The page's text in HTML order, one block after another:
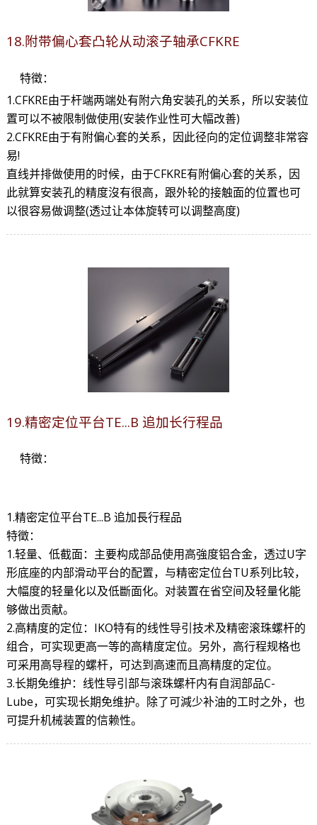
18.附带偏心套凸轮从动滚子轴承CFKRE
特徵：
1.CFKRE由于杆端两端处有附六角安装孔的关系，所以安装位
置可以不被限制做使用(安装作业性可大幅改善)
2.CFKRE由于有附偏心套的关系，因此径向的定位调整非常容
易!
直线并排做使用的时候，由于CFKRE有附偏心套的关系，因
此就算安装孔的精度沒有很高，跟外轮的接触面的位置也可
以很容易做调整(透过让本体旋转可以调整高度)
19.精密定位平台TE...B 追加长行程品
特徵：
1.精密定位平台TE...B 追加長行程品
特徵：
1.轻量、低截面：主要构成部品使用高強度铝合金，透过U字
形底座的内部滑动平台的配置，与精密定位台TU系列比较，
大幅度的轻量化以及低斷面化。对装置在省空间及轻量化能
够做出贡献。
2.高精度的定位：IKO特有的线性导引技术及精密滚珠螺杆的
组合，可实现更高一等的高精度定位。另外，高行程规格也
可采用高导程的螺杆，可达到高速而且高精度的定位。
3.长期免维护：线性导引部与滚珠螺杆内有自润部品C-
Lube，可实现长期免维护。除了可減少补油的工时之外，也
可提升机械装置的信赖性。